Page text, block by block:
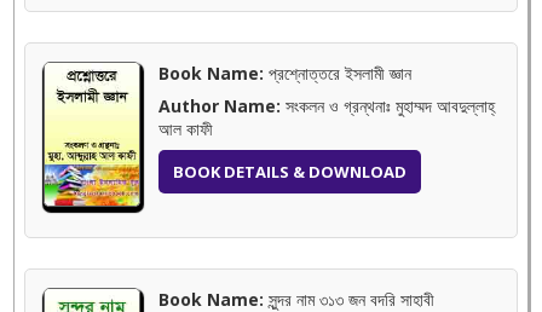
Book Name: প্রশ্নোত্তরে ইসলামী জ্ঞান
Author Name: সংকলন ও গ্রন্থনাঃ মুহাম্মদ আবদুল্লাহ্‌
আল কাফী
BOOK DETAILS & DOWNLOAD
Book Name: সুন্দর নাম ৩১৩ জন বদরি সাহাবী